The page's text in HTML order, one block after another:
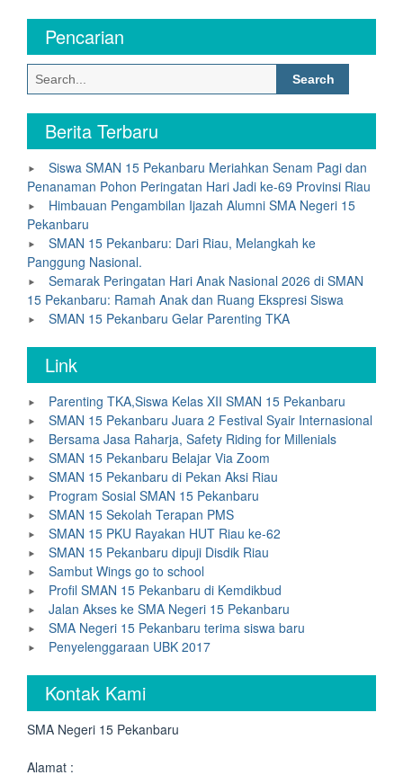
Pencarian
Search
for:
Berita Terbaru
Siswa SMAN 15 Pekanbaru Meriahkan Senam Pagi dan
Penanaman Pohon Peringatan Hari Jadi ke-69 Provinsi Riau
Himbauan Pengambilan Ijazah Alumni SMA Negeri 15
Pekanbaru
SMAN 15 Pekanbaru: Dari Riau, Melangkah ke
Panggung Nasional.
Semarak Peringatan Hari Anak Nasional 2026 di SMAN
15 Pekanbaru: Ramah Anak dan Ruang Ekspresi Siswa
SMAN 15 Pekanbaru Gelar Parenting TKA
Link
Parenting TKA,Siswa Kelas XII SMAN 15 Pekanbaru
SMAN 15 Pekanbaru Juara 2 Festival Syair Internasional
Bersama Jasa Raharja, Safety Riding for Millenials
SMAN 15 Pekanbaru Belajar Via Zoom
SMAN 15 Pekanbaru di Pekan Aksi Riau
Program Sosial SMAN 15 Pekanbaru
SMAN 15 Sekolah Terapan PMS
SMAN 15 PKU Rayakan HUT Riau ke-62
SMAN 15 Pekanbaru dipuji Disdik Riau
Sambut Wings go to school
Profil SMAN 15 Pekanbaru di Kemdikbud
Jalan Akses ke SMA Negeri 15 Pekanbaru
SMA Negeri 15 Pekanbaru terima siswa baru
Penyelenggaraan UBK 2017
Kontak Kami
SMA Negeri 15 Pekanbaru
Alamat :